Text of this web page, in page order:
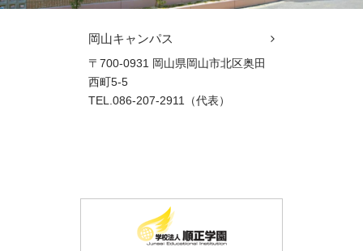
岡山キャンパス
〒700-0931 岡山県岡山市北区奥田
西町5-5
TEL.086-207-2911（代表）